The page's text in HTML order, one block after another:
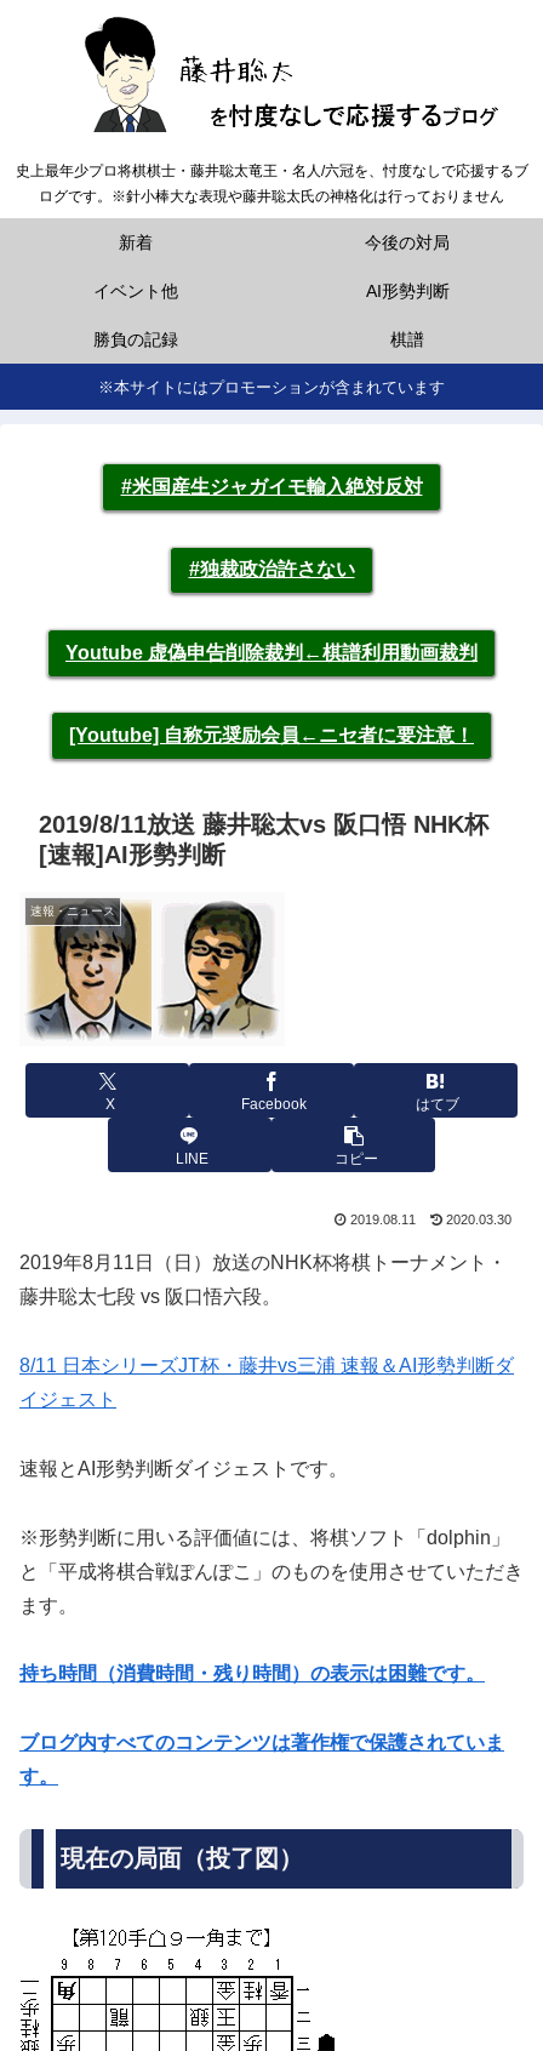
史上最年少プロ将棋棋士・藤井聡太竜王・名人/六冠を、忖度なしで応援するブ
ログです。※針小棒大な表現や藤井聡太氏の神格化は行っておりません
新着 今後の対局
イベント他 AI形勢判断
勝負の記録 棋譜
※本サイトにはプロモーションが含まれています
#米国産生ジャガイモ輸入絶対反対
#独裁政治許さない
Youtube 虚偽申告削除裁判←棋譜利用動画裁判
[Youtube] 自称元奨励会員←ニセ者に要注意！
2019/8/11放送 藤井聡太vs 阪口悟 NHK杯
[速報]AI形勢判断
速報・ニュース
X Facebook はてブ
LINE コピー
2019.08.11 2020.03.30
2019年8月11日（日）放送のNHK杯将棋トーナメント・
藤井聡太七段 vs 阪口悟六段。
8/11 日本シリーズJT杯・藤井vs三浦 速報＆AI形勢判断ダ
イジェスト
速報とAI形勢判断ダイジェストです。
※形勢判断に用いる評価値には、将棋ソフト「dolphin」
と「平成将棋合戦ぽんぽこ」のものを使用させていただき
ます。
持ち時間（消費時間・残り時間）の表示は困難です。
ブログ内すべてのコンテンツは著作権で保護されていま
す。
現在の局面（投了図）